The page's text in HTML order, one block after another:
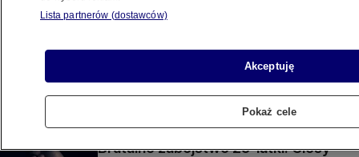
Młoda kobieta zginęła od ciosów
Brutalne zabójstwo 25-latki. Ciosy
Lista partnerów (dostawców)
Akceptuję
Pokaż cele